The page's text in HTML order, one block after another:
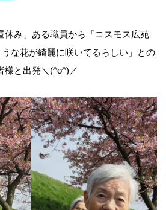
休み、ある職員から「コスモス広苑
うな花が綺麗に咲いてるらしい」との
様と出発＼(^o^)／